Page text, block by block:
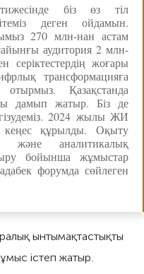
біз өз тіл
деген ойдамын.
270 млн-нан астам
аудитория 2 млн-
жоғары
трансформацияға
Қазақстанда
дамып жатыр. Біз де
2024 жылы ЖИ
кеңес құрылды. Оқыту
және аналитикалық
бойынша жұмыстар
форумда сөйлеген
ынтымақтастықты
істеп жатыр.